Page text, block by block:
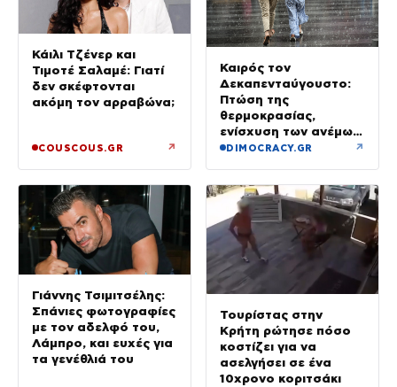
Κάιλι Τζένερ και
Τιμοτέ Σαλαμέ: Γιατί
δεν σκέφτονται
ακόμη τον αρραβώνα;
COUSCOUS.GR ↗
Καιρός τον
Δεκαπενταύγουστο:
Πτώση της
θερμοκρασίας,
ενίσχυση των ανέμων
και καταιγίδες όπου
DIMOCRACY.GR ↗
Γιάννης Τσιμιτσέλης:
Σπάνιες φωτογραφίες
με τον αδελφό του,
Λάμπρο, και ευχές για
τα γενέθλιά του
Τουρίστας στην
Κρήτη ρώτησε πόσο
κοστίζει για να
ασελγήσει σε ένα
10χρονο κοριτσάκι